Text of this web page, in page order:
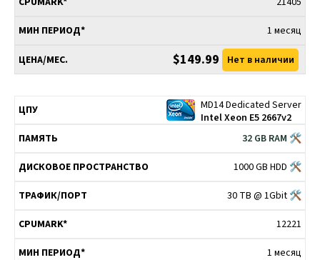
1 месяц
$149.99 Нет в наличии
MD14 Dedicated Server
Intel Xeon E5 2667v2
32 GB RAM 🛠
1000 GB HDD 🛠
30 TB @ 1Gbit 🛠
12221
1 месяц